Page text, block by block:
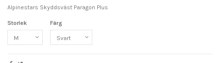
Alpinestars Skyddsväst Paragon Plus
Storlek Färg